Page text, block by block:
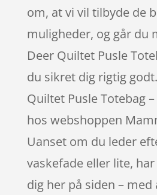
om, at vi vil tilbyde de
muligheder, og går du
Deer Quiltet Pusle
du sikret dig rigtig
Quiltet Pusle Totebag
hos webshoppen
Uanset om du leder
vaskefade eller lite,
dig her på siden – med